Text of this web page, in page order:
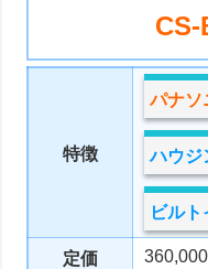
CS-
特徴
パナソ
ハウジ
ビルト
定価